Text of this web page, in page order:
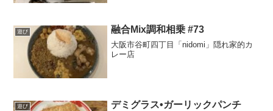
遊び 融合Mix調和相乗 #73
大阪市谷町四丁目「nidomi」隠れ家的カ
レー店
遊び
デミグラス•ガーリックパンチ